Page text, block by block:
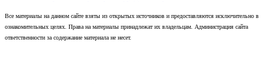
Все материалы на данном сайте взяты из открытых источников и предоставляются исключительно в
ознакомительных целях. Права на материалы принадлежат их владельцам. Администрация сайта
ответственности за содержание материала не несет.